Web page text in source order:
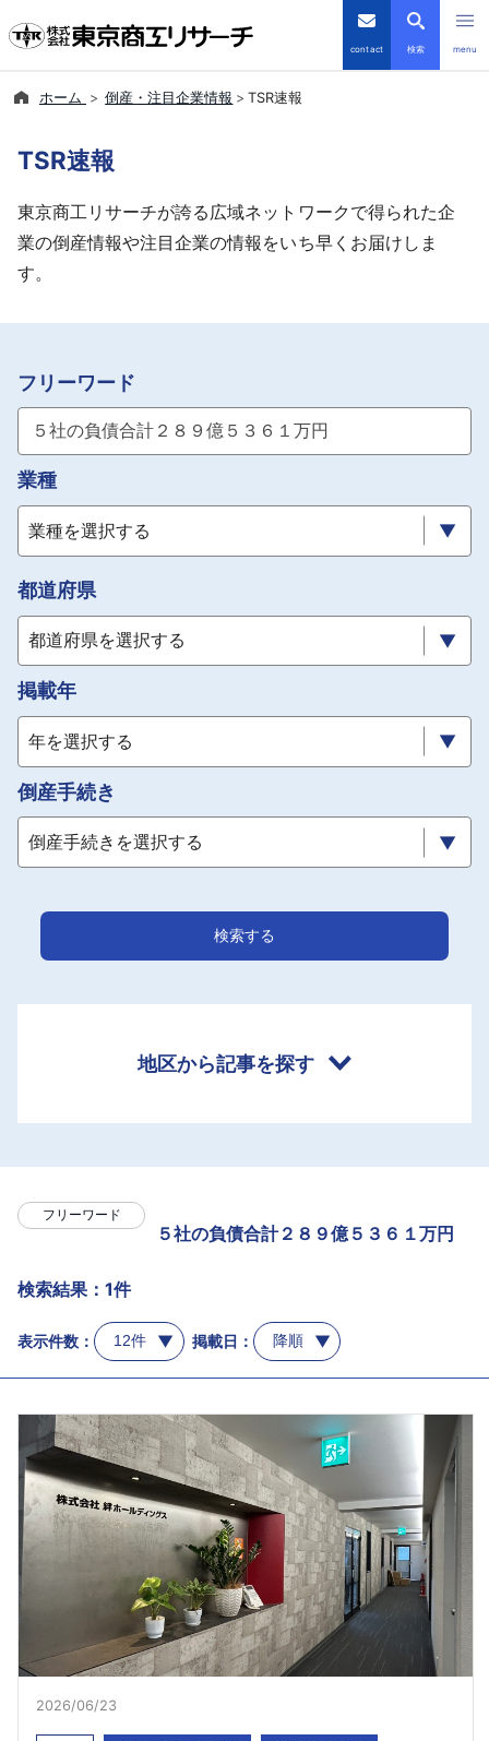
contact 検索 menu
TSR-PLUS
導入事例
English
ホーム 倒産・注目企業情報 TSR速報
TSR速報
東京商工リサーチが誇る広域ネットワークで得られた企
業の倒産情報や注目企業の情報をいち早くお届けしま
す。
フリーワード
業種
業種を選択する
都道府県
都道府県を選択する
掲載年
年を選択する
倒産手続き
倒産手続きを選択する
検索する
地区から記事を探す
フリーワード
５社の負債合計２８９億５３６１万円
検索結果：1件
表示件数： 掲載日：
2026/06/23​